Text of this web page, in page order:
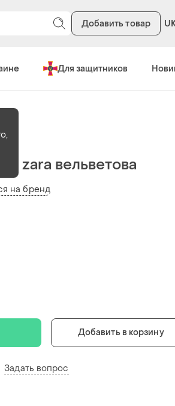
Добавить товар
Для защитников
zara вельветова
на бренд
Добавить в корзину
Задать вопрос